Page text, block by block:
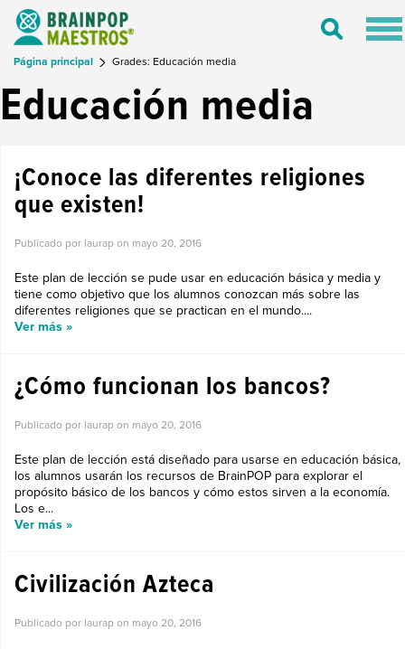
Toggle
Página principal Grades: Educación media
Educación media
¡Conoce las diferentes religiones
que existen!
Publicado por laurap on mayo 20, 2016
Este plan de lección se pude usar en educación básica y media y
tiene como objetivo que los alumnos conozcan más sobre las
diferentes religiones que se practican en el mundo....
Ver más »
¿Cómo funcionan los bancos?
Publicado por laurap on mayo 20, 2016
Este plan de lección está diseñado para usarse en educación básica,
los alumnos usarán los recursos de BrainPOP para explorar el
propósito básico de los bancos y cómo estos sirven a la economía.
Los e...
Ver más »
Civilización Azteca
Publicado por laurap on mayo 20, 2016